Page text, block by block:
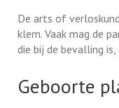
De arts of
klem. Vaak mag de
die bij de bevalling
Geboorte